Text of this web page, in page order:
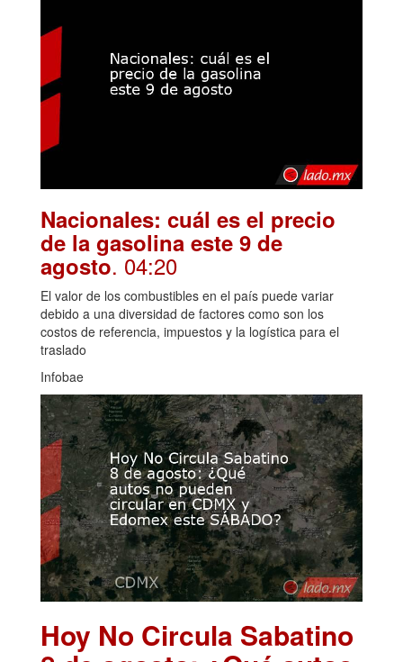
Nacionales: cuál es el precio
de la gasolina este 9 de
agosto. 04:20
El valor de los combustibles en el país puede variar
debido a una diversidad de factores como son los
costos de referencia, impuestos y la logística para el
traslado
Infobae
Hoy No Circula Sabatino